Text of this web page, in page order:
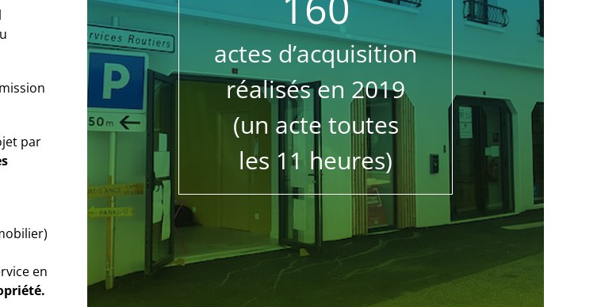
par
en
actes d’acquisition
réalisés en 2019
(un acte toutes
les 11 heures)